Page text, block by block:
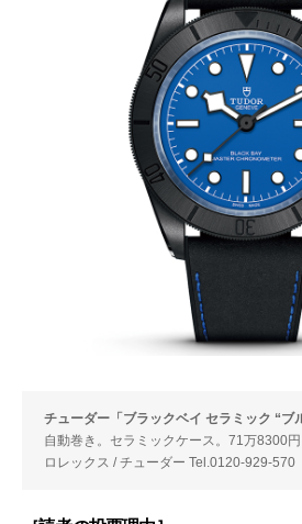
チューダー「ブラックベイ セラミック “ブ
自動巻き。セラミックケース。71万8300
ロレックス / チューダー Tel.0120-929-570